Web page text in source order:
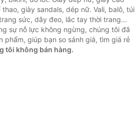
giày sandals, dép nữ. Vali, balô, túi
sức, dây đeo, lắc tay thời trang...
sự nỗ lực không ngừng, chúng tôi đã
phẩm, giúp bạn so sánh giá, tìm giá rẻ
tôi không bán hàng.